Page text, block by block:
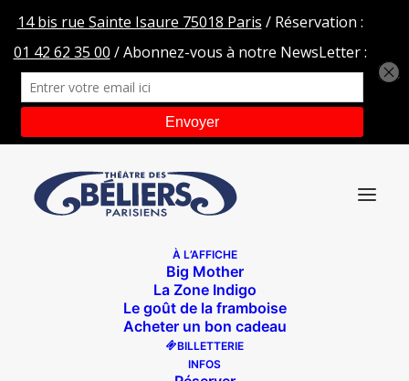
À L’AFFICHE
Big Mother
La Zone Indigo
Le goût de la framboise
Acheter un bon cadeau
BILLETTERIE
INFOS
HEADER-SLIDER-ASTRONAUTES-2
Les parents de Charlie se séparent
HEADER-SLIDER-ASTRONAUTES-2